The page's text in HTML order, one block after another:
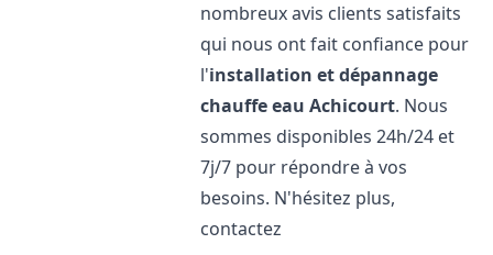
nombreux avis clients satisfaits
qui nous ont fait confiance pour
l'installation et dépannage
chauffe eau Achicourt. Nous
sommes disponibles 24h/24 et
7j/7 pour répondre à vos
besoins. N'hésitez plus,
contactez